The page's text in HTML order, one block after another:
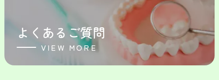
よくあるご質問
VIEW MORE